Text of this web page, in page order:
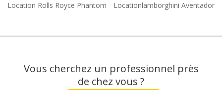
Location Rolls Royce Phantom Locationlamborghini Aventador
Vous cherchez un professionnel près